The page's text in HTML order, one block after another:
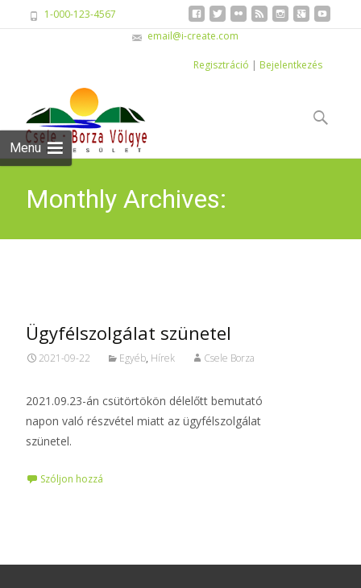
1-000-123-4567
email@i-create.com
Regisztráció | Bejelentkezés
Menu
to
content
Keresés:
Monthly Archives:
Ügyfélszolgálat szünetel
2021-09-22 Egyéb, Hírek Csele Borza
2021.09.23-án csütörtökön délelőtt bemutató
napon való részvétel miatt az ügyfélszolgálat
szünetel.
Szóljon hozzá